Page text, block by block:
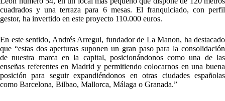
cuadrados y una terraza para 6 mesas. El franquiciado, con perfil
gestor, ha invertido en este proyecto 110.000 euros.
En este sentido, Andrés Arregui, fundador de La Manon, ha destacado
que “estas dos aperturas suponen un gran paso para la consolidación
de nuestra marca en la capital, posicionándonos como una de las
enseñas referentes en Madrid y permitiendo colocarnos en una buena
posición para seguir expandiéndonos en otras ciudades españolas
como Barcelona, Bilbao, Mallorca, Málaga o Granada.”